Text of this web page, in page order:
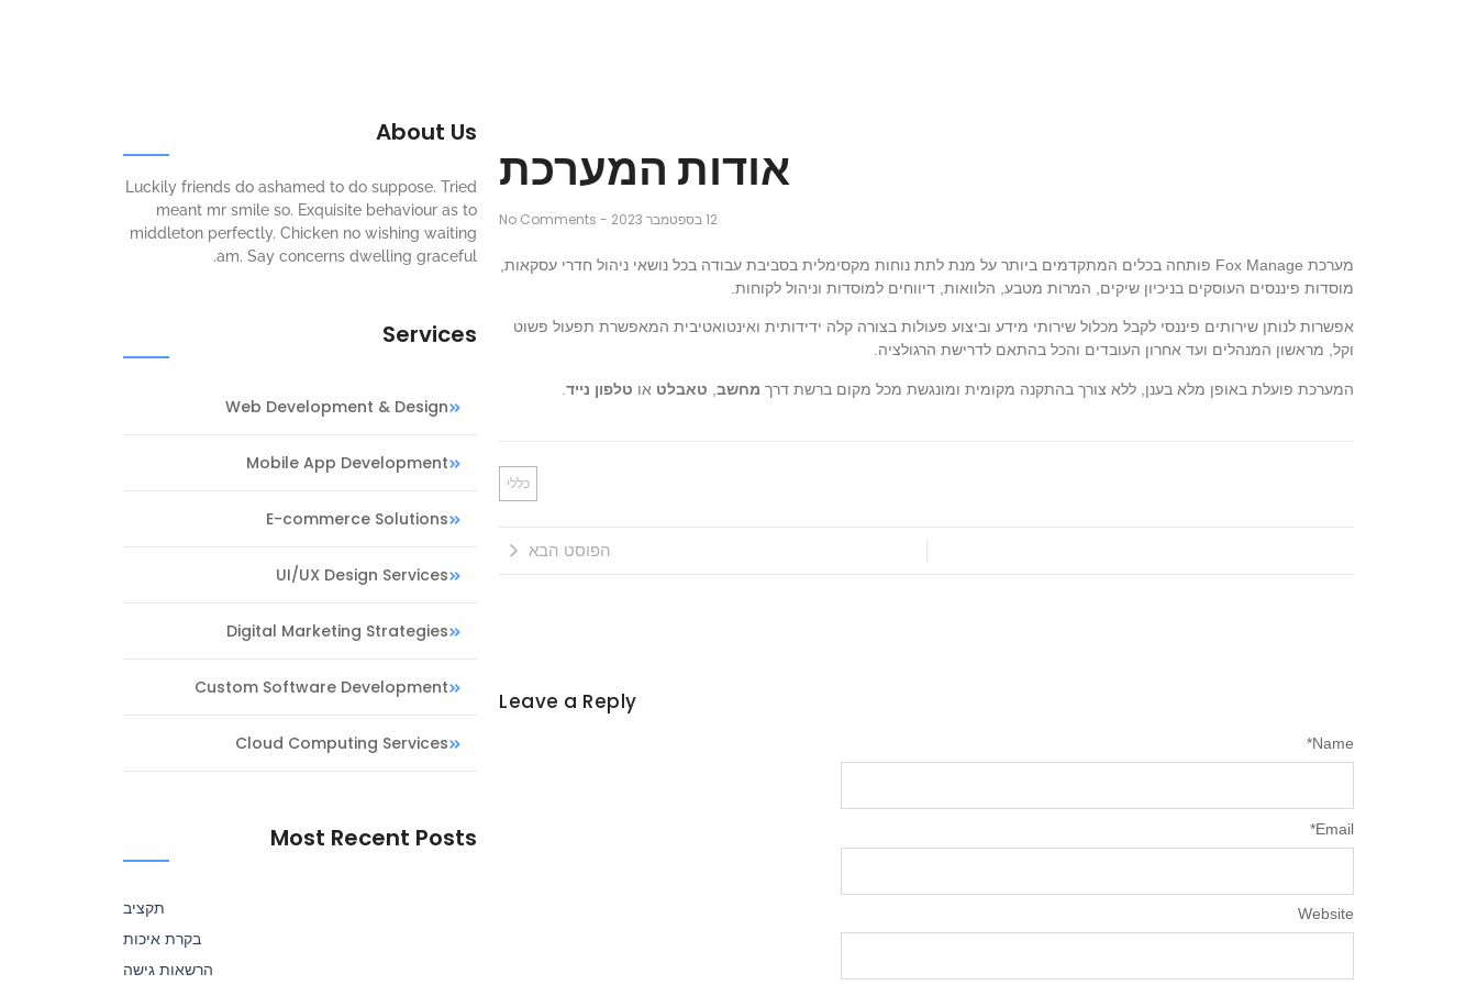
אודות המערכת
12 בספטמבר 2023 -
מערכת Fox Manage פותחה בכלים המתקדמים ביותר על מנת לתת נוחות מקסימלית בסביבת עבודה בכל נושאי ניהול חדרי עסקאות,
מוסדות פיננסים העוסקים בניכיון שיקים, המרות מטבע, הלוואות, דיווחים למוסדות וניהול לקוחות.
אפשרות לנותן שירותים פיננסי לקבל מכלול שירותי מידע וביצוע פעולות בצורה קלה ידידותית ואינטואטיבית המאפשרת תפעול פשוט
וקל, מראשון המנהלים ועד אחרון העובדים והכל בהתאם לדרישת הרגולציה.
המערכת פועלת באופן מלא בענן, ללא צורך בהתקנה מקומית ומונגשת מכל מקום ברשת דרך מחשב טאבלט או טלפון נייד
כללי
הפוסט הבא
Leave a Reply
Name
*
Email
*
Website
About Us
Luckily friends do ashamed to do suppose. Tried
meant mr smile so. Exquisite behaviour as to
middleton perfectly. Chicken no wishing waiting
am. Say concerns dwelling graceful.
Services
Web Development & Design
Mobile App Development
E-commerce Solutions
UI/UX Design Services
Digital Marketing Strategies
Custom Software Development
Cloud Computing Services
Most Recent Posts
תקציב
בקרת איכות
הרשאות גישה